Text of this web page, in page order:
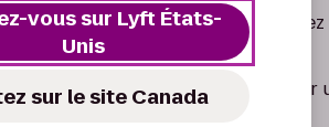
Ado » :À utiliser si vous
de course.
le passager semble trop jeune pour
le compte du tuteur.
vous sur Lyft États-
Unis
sur le site Canada